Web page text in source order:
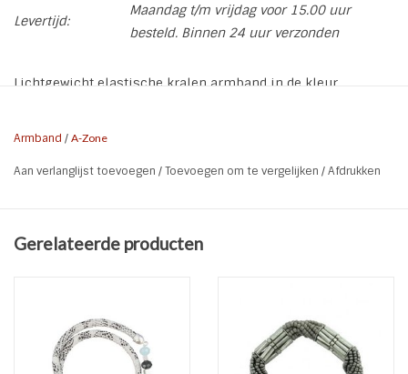
Levertijd:
Maandag t/m vrijdag voor 15.00 uur
besteld. Binnen 24 uur verzonden
Lichtgewicht elastische kralen armband in de kleur
* Kleur: Bordeaux (garnet) | Zilver grijs
* Compositie: 60% glass | 20% CCB | 20% metal
Armband / A-Zone
Aan verlanglijst toevoegen /Toevoegen om te vergelijken /Afdrukken
Gerelateerde producten